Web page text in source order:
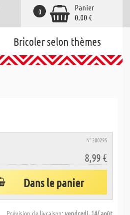
Panier
0,00 €
0
Bricoler selon thèmes
N° 200295
8,99 €
Dans le panier
Prévision de livraison:vendredi, 14/ août